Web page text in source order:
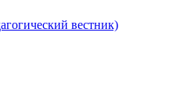
вестник)